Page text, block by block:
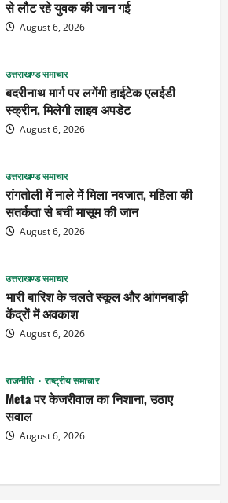
से लौट रहे युवक की जान गई
August 6, 2026
उत्तराखण्ड समाचार
बदरीनाथ मार्ग पर लगेंगी हाईटेक एलईडी
स्क्रीन, मिलेगी लाइव अपडेट
August 6, 2026
उत्तराखण्ड समाचार
रांगतोली में नाले में मिला नवजात, महिला की
सतर्कता से बची मासूम की जान
August 6, 2026
उत्तराखण्ड समाचार
भारी बारिश के चलते स्कूल और आंगनबाड़ी
केंद्रों में अवकाश
August 6, 2026
राजनीति राष्ट्रीय समाचार
Meta पर केजरीवाल का निशाना, उठाए
सवाल
August 6, 2026